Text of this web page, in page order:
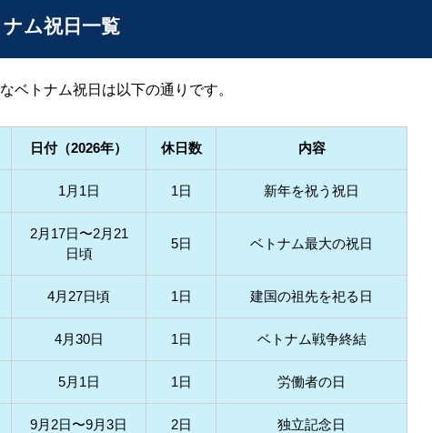
ム祝日一覧
ベトナム祝日は以下の通りです。
日付（2026年） 休日数 内容
1月1日 1日 新年を祝う祝日
2月17日〜2月21
日頃
5日 ベトナム最大の祝日
4月27日頃 1日 建国の祖先を祀る日
4月30日 1日 ベトナム戦争終結
5月1日 1日 労働者の日
9月2日〜9月3日 2日 独立記念日